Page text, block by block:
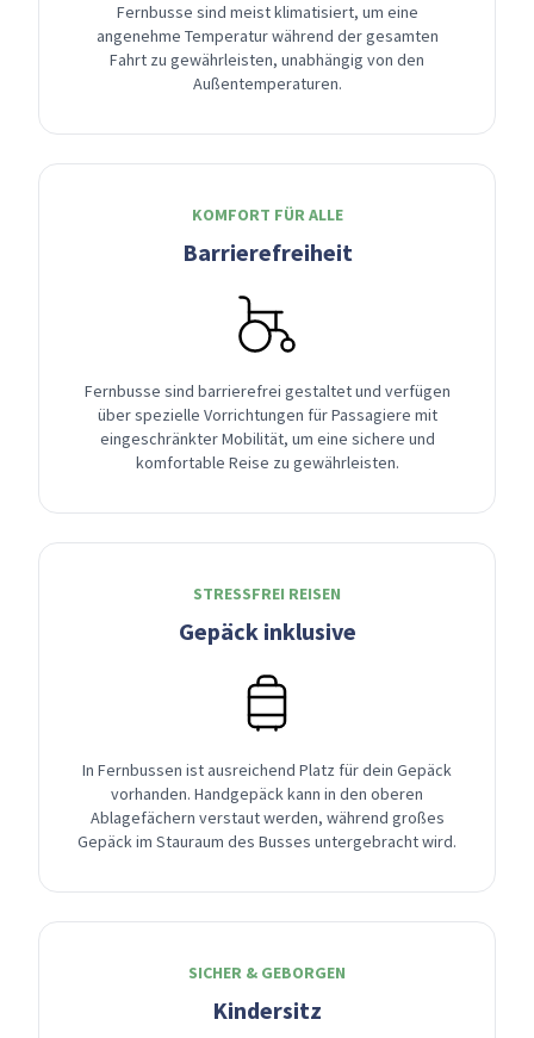
Fernbusse sind meist klimatisiert, um eine
angenehme Temperatur während der gesamten
Fahrt zu gewährleisten, unabhängig von den
Außentemperaturen.
KOMFORT FÜR ALLE
Barrierefreiheit
Fernbusse sind barrierefrei gestaltet und verfügen
über spezielle Vorrichtungen für Passagiere mit
eingeschränkter Mobilität, um eine sichere und
komfortable Reise zu gewährleisten.
STRESSFREI REISEN
Gepäck inklusive
In Fernbussen ist ausreichend Platz für dein Gepäck
vorhanden. Handgepäck kann in den oberen
Ablagefächern verstaut werden, während großes
Gepäck im Stauraum des Busses untergebracht wird.
SICHER & GEBORGEN
Kindersitz